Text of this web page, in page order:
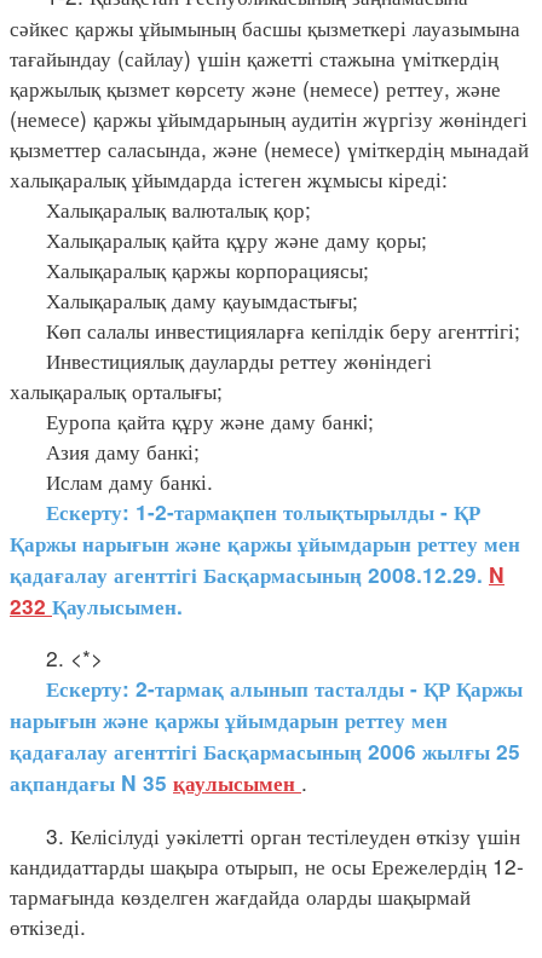
сәйкес қаржы ұйымының басшы қызметкері лауазымына
тағайындау (сайлау) үшін қажетті стажына үміткердің
қаржылық қызмет көрсету және (немесе) реттеу, және
(немесе) қаржы ұйымдарының аудитін жүргізу жөніндегі
қызметтер саласында, және (немесе) үміткердің мынадай
халықаралық ұйымдарда істеген жұмысы кіреді:
Халықаралық валюталық қор;
Халықаралық қайта құру және даму қоры;
Халықаралық қаржы корпорациясы;
Халықаралық даму қауымдастығы;
Көп салалы инвестицияларға кепілдік беру агенттігі;
Инвестициялық дауларды реттеу жөніндегі
халықаралық орталығы;
Еуропа қайта құру және даму банкi;
Азия даму банкі;
Ислам даму банкі.
Ескерту: 1-2-тармақпен толықтырылды - ҚР
Қаржы нарығын және қаржы ұйымдарын реттеу мен
қадағалау агенттігі Басқармасының 2008.12.29. N
232 Қаулысымен.
2. <*>
Ескерту: 2-тармақ алынып тасталды - ҚР Қаржы
нарығын және қаржы ұйымдарын реттеу мен
қадағалау агенттігі Басқармасының 2006 жылғы 25
ақпандағы N 35 қаулысымен .
3. Келісілуді уәкілетті орган тестілеуден өткізу үшін
кандидаттарды шақыра отырып, не осы Ережелердің 12-
тармағында көзделген жағдайда оларды шақырмай
өткізеді.